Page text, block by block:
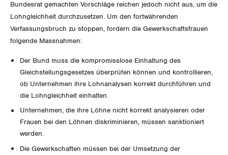
NEWSLETTER
BROSCHÜREN/BÜCHER
Bestellformular
Vorstand
Präsidialausschuss
Jugendkommission
Migrationskommission
ZENTRALSEKRETARIAT
KANTONALE BÜNDE
Aargau
Beide Basel
ANGESCHLOSSENE VERBÄNDE
AGENDA
Artikel
Dossier
Vernehmlassungen
Bücher/Broschüren
Blog Daniel Lampart
Der Europa-Blog
Bundesrat gemachten Vorschläge reichen jedoch nicht aus, um die
Lohngleichheit durchzusetzen. Um den fortwährenden
Verfassungsbruch zu stoppen, fordern die Gewerkschaftsfrauen
folgende Massnahmen:
Der Bund muss die kompromisslose Einhaltung des
Gleichstellungsgesetzes überprüfen können und kontrollieren,
ob Unternehmen ihre Lohnanalysen korrekt durchführen und
die Lohngleichheit einhalten.
Unternehmen, die ihre Löhne nicht korrekt analysieren oder
Frauen bei den Löhnen diskriminieren, müssen sanktioniert
werden.
Die Gewerkschaften müssen bei der Umsetzung der